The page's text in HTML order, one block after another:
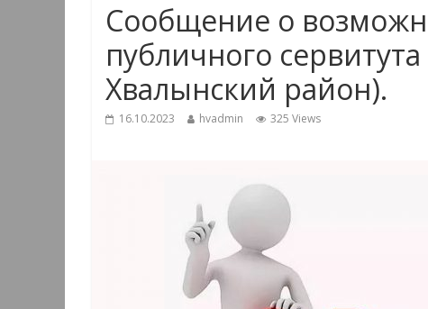
Сообщение о
публичного
Хвалынский район).
16.10.2023 hvadmin 325 Views